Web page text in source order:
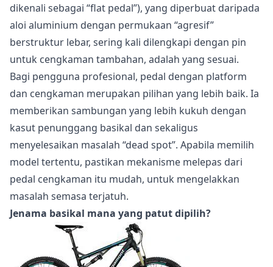
dikenali sebagai “flat pedal”), yang diperbuat daripada
aloi aluminium dengan permukaan “agresif”
berstruktur lebar, sering kali dilengkapi dengan pin
untuk cengkaman tambahan, adalah yang sesuai.
Bagi pengguna profesional, pedal dengan platform
dan cengkaman merupakan pilihan yang lebih baik. Ia
memberikan sambungan yang lebih kukuh dengan
kasut penunggang basikal dan sekaligus
menyelesaikan masalah “dead spot”. Apabila memilih
model tertentu, pastikan mekanisme melepas dari
pedal cengkaman itu mudah, untuk mengelakkan
masalah semasa terjatuh.
Jenama basikal mana yang patut dipilih?